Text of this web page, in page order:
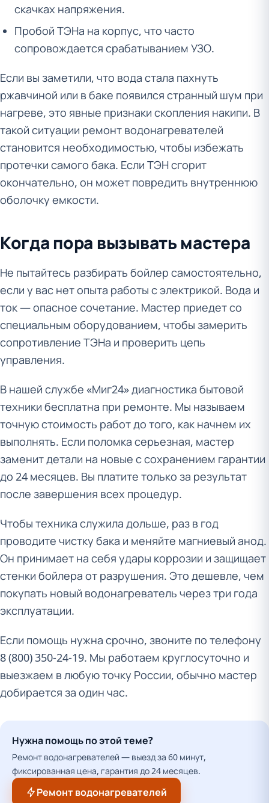
скачках напряжения.
Пробой ТЭНа на корпус, что часто
сопровождается срабатыванием УЗО.
Если вы заметили, что вода стала пахнуть
ржавчиной или в баке появился странный шум при
нагреве, это явные признаки скопления накипи. В
такой ситуации ремонт водонагревателей
становится необходимостью, чтобы избежать
протечки самого бака. Если ТЭН сгорит
окончательно, он может повредить внутреннюю
оболочку емкости.
Когда пора вызывать мастера
Не пытайтесь разбирать бойлер самостоятельно,
если у вас нет опыта работы с электрикой. Вода и
ток — опасное сочетание. Мастер приедет со
специальным оборудованием, чтобы замерить
сопротивление ТЭНа и проверить цепь
управления.
В нашей службе «Миг24» диагностика бытовой
техники бесплатна при ремонте. Мы называем
точную стоимость работ до того, как начнем их
выполнять. Если поломка серьезная, мастер
заменит детали на новые с сохранением гарантии
до 24 месяцев. Вы платите только за результат
после завершения всех процедур.
Чтобы техника служила дольше, раз в год
проводите чистку бака и меняйте магниевый анод.
Он принимает на себя удары коррозии и защищает
стенки бойлера от разрушения. Это дешевле, чем
покупать новый водонагреватель через три года
эксплуатации.
Если помощь нужна срочно, звоните по телефону
8 (800) 350-24-19. Мы работаем круглосуточно и
выезжаем в любую точку России, обычно мастер
добирается за один час.
Нужна помощь по этой теме?
Ремонт водонагревателей — выезд за 60 минут,
фиксированная цена, гарантия до 24 месяцев.
Ремонт водонагревателей